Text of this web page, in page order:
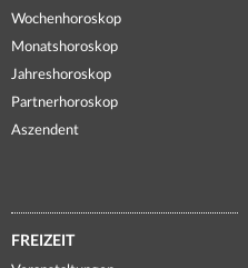
Wochenhoroskop
Monatshoroskop
Jahreshoroskop
Partnerhoroskop
Aszendent
FREIZEIT